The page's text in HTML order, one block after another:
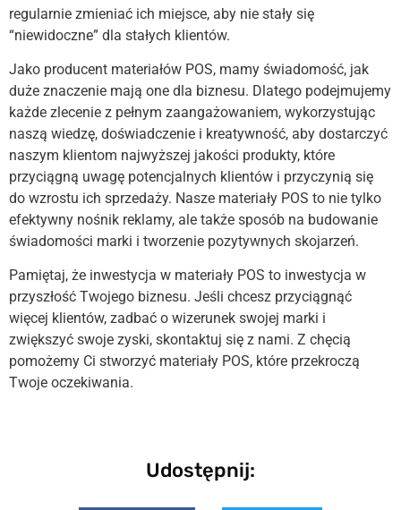
regularnie zmieniać ich miejsce, aby nie stały się
“niewidoczne” dla stałych klientów.
Jako producent materiałów POS, mamy świadomość, jak
duże znaczenie mają one dla biznesu. Dlatego podejmujemy
każde zlecenie z pełnym zaangażowaniem, wykorzystując
naszą wiedzę, doświadczenie i kreatywność, aby dostarczyć
naszym klientom najwyższej jakości produkty, które
przyciągną uwagę potencjalnych klientów i przyczynią się
do wzrostu ich sprzedaży. Nasze materiały POS to nie tylko
efektywny nośnik reklamy, ale także sposób na budowanie
świadomości marki i tworzenie pozytywnych skojarzeń.
Pamiętaj, że inwestycja w materiały POS to inwestycja w
przyszłość Twojego biznesu. Jeśli chcesz przyciągnąć
więcej klientów, zadbać o wizerunek swojej marki i
zwiększyć swoje zyski, skontaktuj się z nami. Z chęcią
pomożemy Ci stworzyć materiały POS, które przekroczą
Twoje oczekiwania.
Udostępnij: